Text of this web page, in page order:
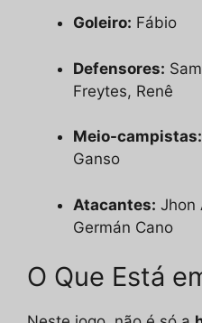
Goleiro: Fábio
Defensores:
Freytes, Renê
Meio-campistas:
Ganso
Atacantes: Jhon
Germán Cano
O Que Está